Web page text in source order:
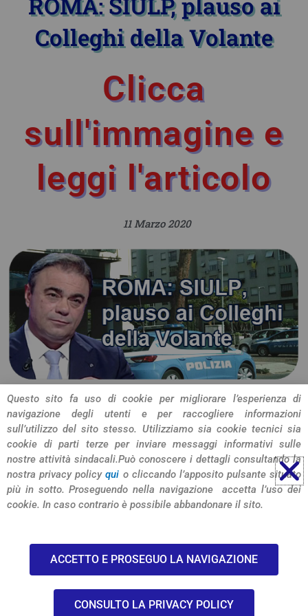
Colleghi della Volante
Clicca
sull'immagine e
leggi l'articolo
11 Marzo 2020
CONDIVIDI L'ARTICOLO
© 2026 SIULP Verona
-privacy policy-
Questo sito fa uso di cookie per migliorare l’esperienza di
navigazione degli utenti e per raccogliere informazioni
sull’utilizzo del sito stesso. Utilizziamo sia cookie tecnici sia
cookie di parti terze per inviare messaggi informativi sulle
nostre attività sindacali.Può conoscere i dettagli consultando la
nostra privacy policyqui o cliccando l’apposito pulsante situato
più in sotto. Proseguendo nella navigazione accetta l’uso dei
cookie. In caso contrario è possibile abbandonare il sito.
ACCETTO E PROSEGUO LA NAVIGAZIONE
CONSULTO LA PRIVACY POLICY